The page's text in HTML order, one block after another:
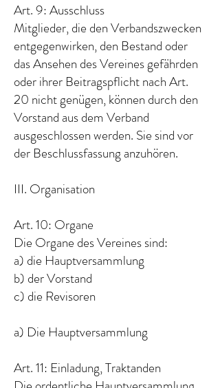
Art. 9: Ausschluss
Mitglieder, die den Verbandszwecken
entgegenwirken, den Bestand oder
das Ansehen des Vereines gefährden
oder ihrer Beitragspflicht nach Art.
20 nicht genügen, können durch den
Vorstand aus dem Verband
ausgeschlossen werden. Sie sind vor
der Beschlussfassung anzuhören.
III. Organisation
Art. 10: Organe
Die Organe des Vereines sind:
a) die Hauptversammlung
b) der Vorstand
c) die Revisoren
a) Die Hauptversammlung
Art. 11: Einladung, Traktanden